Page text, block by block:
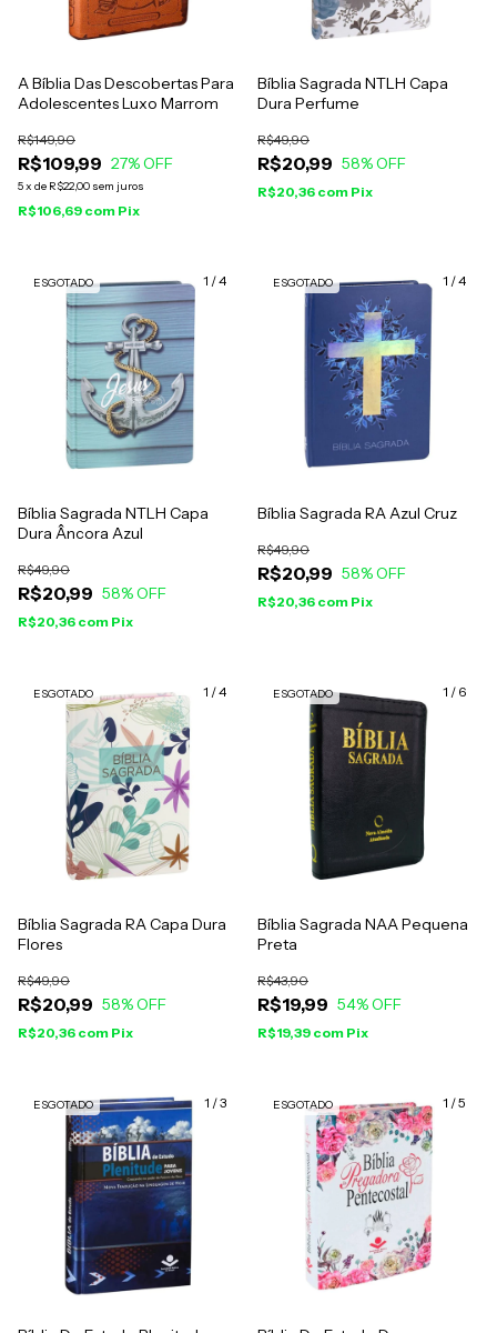
A Bíblia Das Descobertas Para
Adolescentes Luxo Marrom
R$109,99
R$149,90
27% OFF
5x de R$22,00 sem juros
R$106,69 com Pix
Bíblia Sagrada NTLH Capa
Dura Perfume
R$20,99
R$49,90
58% OFF
R$20,36 com Pix
1 /4
ESGOTADO
Bíblia Sagrada NTLH Capa
Dura Âncora Azul
R$20,99
R$49,90
58% OFF
R$20,36 com Pix
1 /4
ESGOTADO
Bíblia Sagrada RA Azul Cruz
R$20,99
R$49,90
58% OFF
R$20,36 com Pix
1 /4
ESGOTADO
Bíblia Sagrada RA Capa Dura
Flores
R$20,99
R$49,90
58% OFF
R$20,36 com Pix
1 / 6
ESGOTADO
Bíblia Sagrada NAA Pequena
Preta
R$19,99
R$43,90
54% OFF
R$19,39 com Pix
1 /3
ESGOTADO 1 /5
ESGOTADO